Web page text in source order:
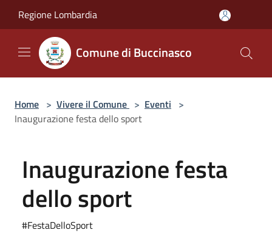
Regione Lombardia
Comune di Buccinasco
Home > Vivere il Comune > Eventi >
Inaugurazione festa dello sport
Inaugurazione festa
dello sport
#FestaDelloSport